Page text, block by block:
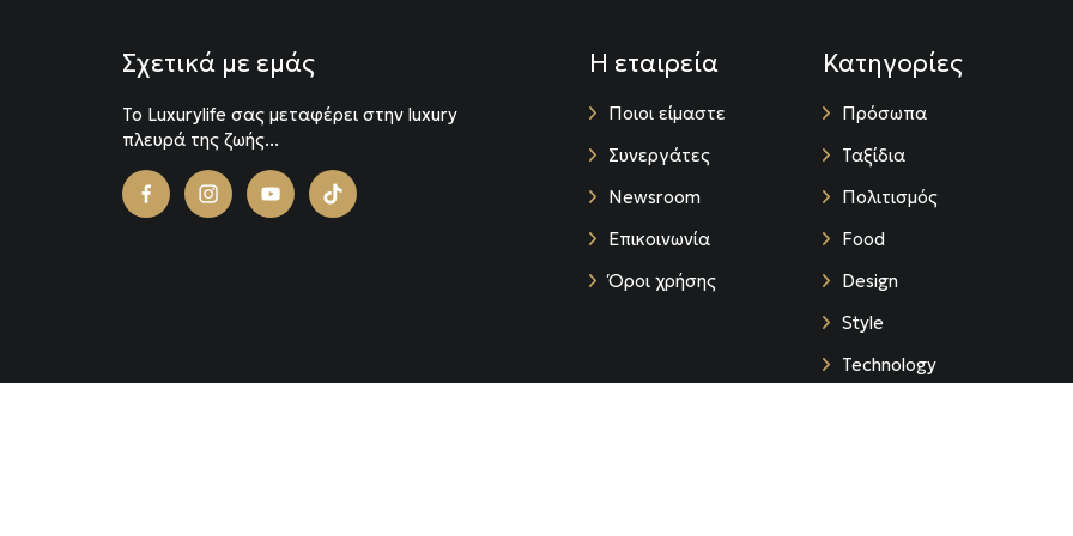
Σχετικά με εμάς
To Luxurylife σας μεταφέρει στην luxury
πλευρά της ζωής...
Η εταιρεία
Ποιοι είμαστε
Συνεργάτες
Newsroom
Επικοινωνία
Όροι χρήσης
Κατηγορίες
Πρόσωπα
Ταξίδια
Πολιτισμός
Food
Design
Style
Technology